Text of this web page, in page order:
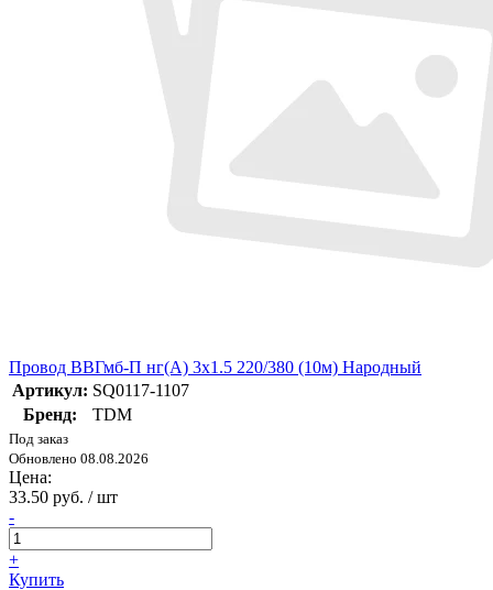
Провод ВВГмб-П нг(А) 3х1.5 220/380 (10м) Народный
Артикул: SQ0117-1107
Бренд:
TDM
Под заказ
Обновлено 08.08.2026
Цена:
33.50 руб. / шт
-
+
Купить